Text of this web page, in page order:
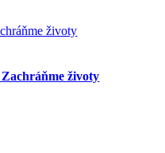
životy
životy